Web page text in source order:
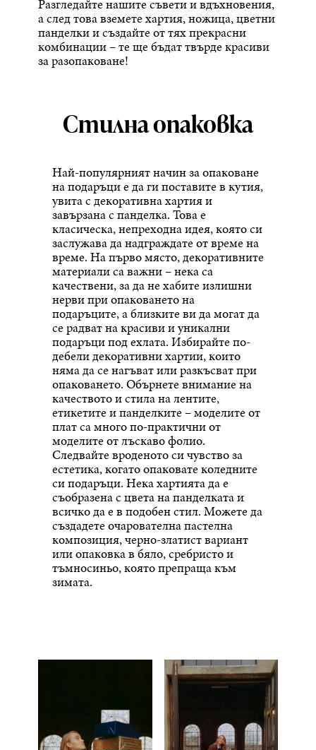
Разгледайте нашите съвети и вдъхновения,
а след това вземете хартия, ножица, цветни
панделки и създайте от тях прекрасни
комбинации – те ще бъдат твърде красиви
за разопаковане!
Стилна опаковка
Най-популярният начин за опаковане
на подаръци е да ги поставите в кутия,
увита с декоративна хартия и
завързана с панделка. Това е
класическа, непреходна идея, която си
заслужава да надграждате от време на
време. На първо място, декоративните
материали са важни – нека са
качествени, за да не хабите излишни
нерви при опаковането на
подаръците, а близките ви да могат да
се радват на красиви и уникални
подаръци под ехлата. Избирайте по-
дебели декоративни хартии, които
няма да се нагъват или разкъсват при
опаковането. Обърнете внимание на
качеството и стила на лентите,
етикетите и панделките – моделите от
плат са много по-практични от
моделите от лъскаво фолио.
Следвайте вроденото си чувство за
естетика, когато опаковате коледните
си подаръци. Нека хартията да е
съобразена с цвета на панделката и
всичко да е в подобен стил. Можете да
създадете очарователна пастелна
композиция, черно-златист вариант
или опаковка в бяло, сребристо и
тъмносиньо, която препраща към
зимата.